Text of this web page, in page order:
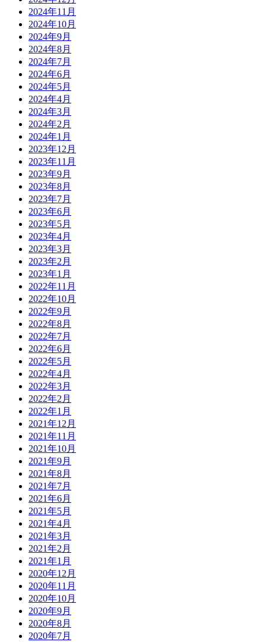
2024年11月
2024年10月
2024年9月
2024年8月
2024年7月
2024年6月
2024年5月
2024年4月
2024年3月
2024年2月
2024年1月
2023年12月
2023年11月
2023年9月
2023年8月
2023年7月
2023年6月
2023年5月
2023年4月
2023年3月
2023年2月
2023年1月
2022年11月
2022年10月
2022年9月
2022年8月
2022年7月
2022年6月
2022年5月
2022年4月
2022年3月
2022年2月
2022年1月
2021年12月
2021年11月
2021年10月
2021年9月
2021年8月
2021年7月
2021年6月
2021年5月
2021年4月
2021年3月
2021年2月
2021年1月
2020年12月
2020年11月
2020年10月
2020年9月
2020年8月
2020年7月